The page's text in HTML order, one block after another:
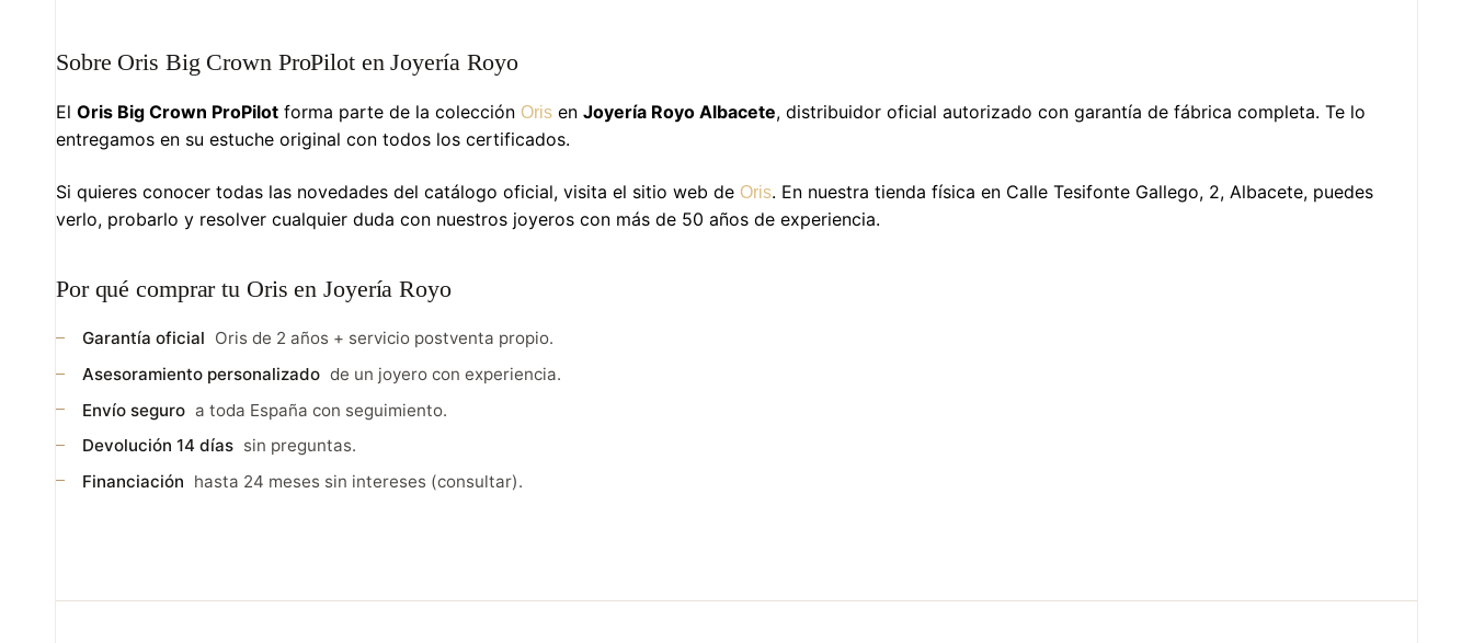
Sobre Oris Big Crown ProPilot en Joyería Royo
El Oris Big Crown ProPilot forma parte de la colección Oris en Joyería Royo Albacete, distribuidor oficial autorizado con garantía de fábrica completa. Te lo
entregamos en su estuche original con todos los certificados.
Si quieres conocer todas las novedades del catálogo oficial, visita el sitio web de Oris. En nuestra tienda física en Calle Tesifonte Gallego, 2, Albacete, puedes
verlo, probarlo y resolver cualquier duda con nuestros joyeros con más de 50 años de experiencia.
Por qué comprar tu Oris en Joyería Royo
Garantía oficial Oris de 2 años + servicio postventa propio.
Asesoramiento personalizado de un joyero con experiencia.
Envío seguro a toda España con seguimiento.
Devolución 14 días sin preguntas.
Financiación hasta 24 meses sin intereses (consultar).